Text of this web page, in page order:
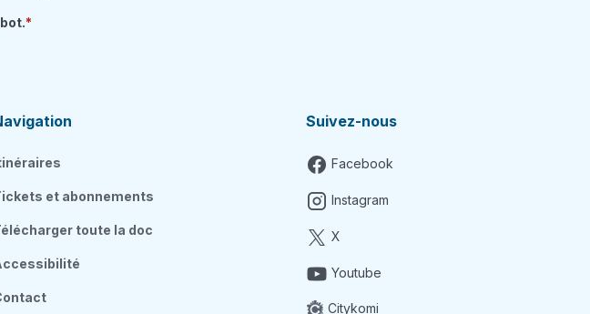
et abonnements
toute la doc
Suivez-nous
Facebook
Instagram
X
Youtube
Citykomi